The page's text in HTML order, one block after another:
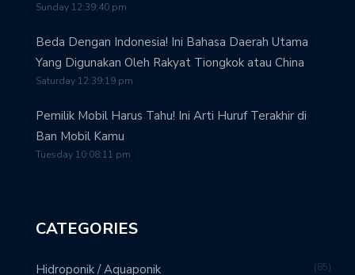
Sunday 12:39:40 pm
Beda Dengan Indonesia! Ini Bahasa Daerah Utama
Yang Digunakan Oleh Rakyat Tiongkok atau China
Saturday 12:39:19 pm
Pemilik Mobil Harus Tahu! Ini Arti Huruf Terakhir di
Ban Mobil Kamu
Tuesday 10:08:11 pm
CATEGORIES
Hidroponik / Aquaponik 85